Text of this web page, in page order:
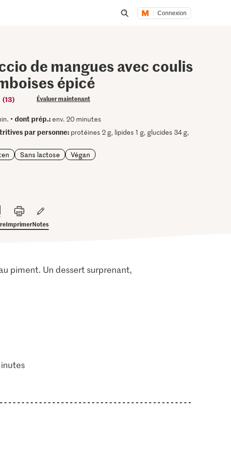
Connexion
de mangues avec coulis
épicé
(13) Évaluer maintenant
•dont prép.:env. 20 minutes
par personne: protéines 2 g, lipides 1 g, glucides 34 g,
Sans lactose Végan
ImprimerNotes
piment. Un dessert surprenant,